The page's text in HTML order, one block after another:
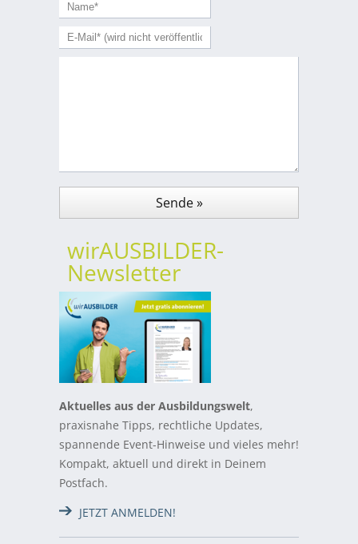
wirAUSBILDER-
Newsletter
Aktuelles aus der Ausbildungswelt,
praxisnahe Tipps, rechtliche Updates,
spannende Event-Hinweise und vieles mehr!
Kompakt, aktuell und direkt in Deinem
Postfach.
JETZT ANMELDEN!